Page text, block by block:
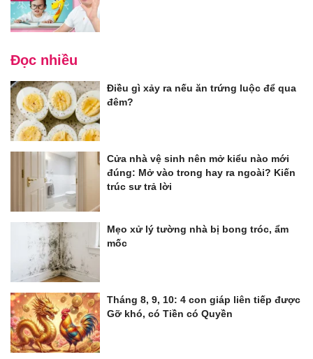
Đọc nhiều
Điều gì xảy ra nếu ăn trứng luộc để qua
đêm?
Cửa nhà vệ sinh nên mở kiểu nào mới
đúng: Mở vào trong hay ra ngoài? Kiến
trúc sư trả lời
Mẹo xử lý tường nhà bị bong tróc, ẩm
mốc
Tháng 8, 9, 10: 4 con giáp liên tiếp được
Gỡ khó, có Tiền có Quyền